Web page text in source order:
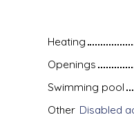
Heating
Openings
Swimming pool
Other